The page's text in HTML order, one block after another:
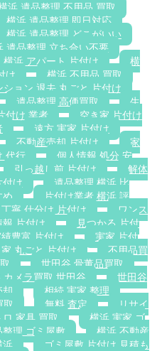
浜 遺品整理 不用品 買取
横浜 遺品整理 即日対応
横浜 遺品整理 どこがいい
遺品整理 立ち合い不要
横浜 アパート 片付け
横
け
横浜 不用品 買取
ション 退去 丸ごと 片付け
遺品整理 高価買取
生
付け 業者
空き家 片付け
遠方 実家 片付け
不動産売却 片付け
家
代行
個人情報 処分 安
引っ越し前 片付け
解体
付け
遺品整理 横浜 比
め
片付け業者 横浜 評
丁寧 仕分け 片付け
ワンス
片付け
見つかる 片付
豊富 片付け
実家 片付
家 丸ごと 片付け
不用品買
世田谷 骨董品買取
カメラ買取 世田谷
世田谷
却
相続 実家 整理
取 無料 査定
リサイ
家具 買取
横浜 実家 ゴ
理 ゴミ屋敷
横浜 不動産
浜
ゴミ屋敷 片付け 見積も